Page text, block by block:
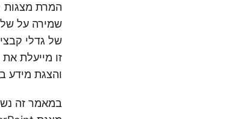
המרת מצגות PowerPoint (
שמירה על
של גדלי
זו מייעלת
והצגת מידע
במאמר זה